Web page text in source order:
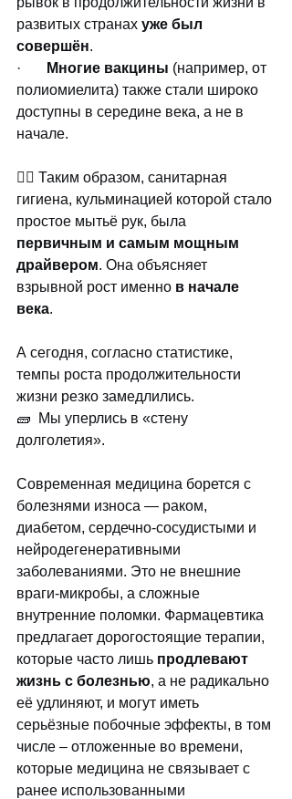
развитых странах уже был
совершён.
·
Многие вакцины (например, от
полиомиелита) также стали широко
доступны в середине века, а не в
начале.
☝🏻 Таким образом, санитарная
гигиена, кульминацией которой стало
простое мытьё рук, была
первичным и самым мощным
драйвером. Она объясняет
взрывной рост именно в начале
века.
А сегодня, согласно статистике,
темпы роста продолжительности
жизни резко замедлились.
🧱  Мы уперлись в «стену
долголетия».
Современная медицина борется с
болезнями износа — раком,
диабетом, сердечно-сосудистыми и
нейродегенеративными
заболеваниями. Это не внешние
враги-микробы, а сложные
внутренние поломки. Фармацевтика
предлагает дорогостоящие терапии,
которые часто лишь продлевают
жизнь с болезнью, а не радикально
её удлиняют, и могут иметь
серьёзные побочные эффекты, в том
числе – отложенные во времени,
которые медицина не связывает с
ранее использованными